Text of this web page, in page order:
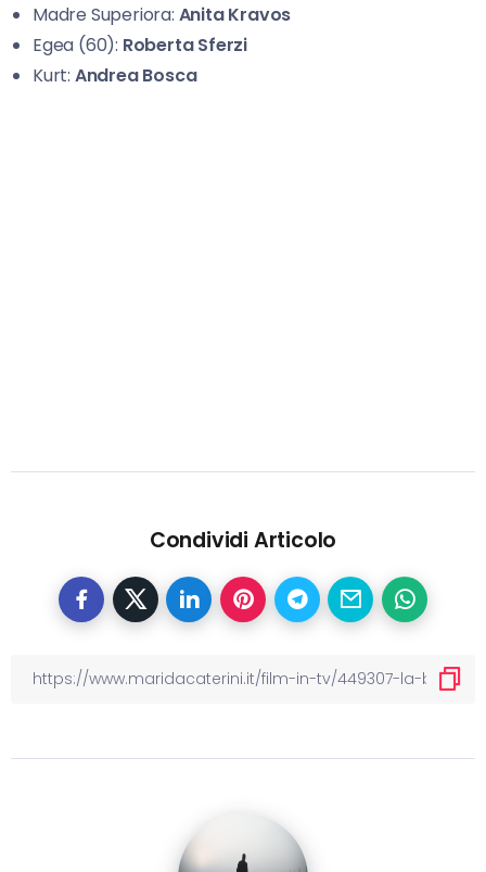
Madre Superiora: AnitaKravos
Egea (60): Roberta Sferzi
Kurt: Andrea Bosca
Condividi Articolo